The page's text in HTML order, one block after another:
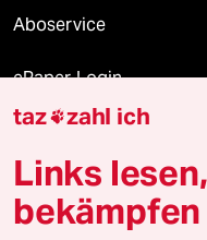
Aboservice
ePaper Login
Downloads für
© 2026 taz Verlags und
taz zahl ich
Links
bekämpfen